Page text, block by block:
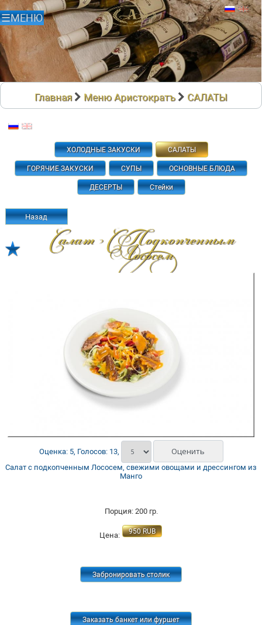
Главная Меню Аристократъ САЛАТЫ
ХОЛОДНЫЕ ЗАКУСКИ САЛАТЫ
ГОРЯЧИЕ ЗАКУСКИ СУПЫ ОСНОВНЫЕ БЛЮДА
ДЕСЕРТЫ Стейки
Назад
Салат С Подкопченным
Лососем
Оценка: 5, Голосов: 13,
Салат с подкопченным Лососем, свежими овощами и дрессингом из
Манго
Порция: 200 гр.
Цена: 950 RUB
Забронировать столик
Заказать банкет или фуршет